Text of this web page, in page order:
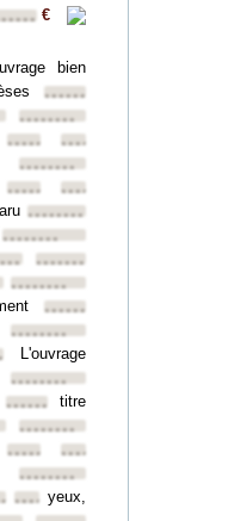
€
bien
••••••••
••••••••
••••••••••••••••
••••••••
••••••••••••••••
••••••••
••••••••
••••••••
••••••••
••••••••
••••••••
L'ouvrage
••••••••
••••••••titre
••••••••
••••••••••••••••
••••••••
••••••••
yeux,